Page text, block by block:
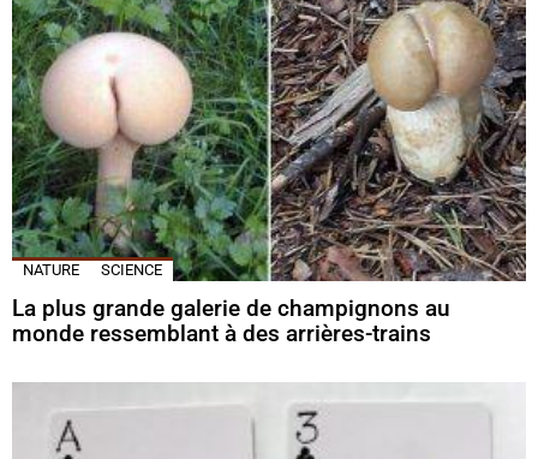
NATURE SCIENCE
La plus grande galerie de champignons au
monde ressemblant à des arrières-trains